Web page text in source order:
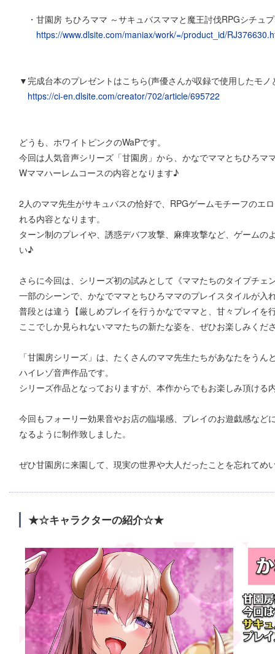
・甘園房 ちひろママ ～サキュバスママと魔王討伐RPGシチュ
https://www.dlsite.com/maniax/work/=/product_id/
▼完成台本のプレゼントはこちら(声優さんが収録で使用したモ
https://ci-en.dlsite.com/creator/702/article/695722
どうも、ホワイトピンクのWaPです。
今回は人気音声シリーズ「甘園房」から、かなでママとちひろマ
Wママハーレムコースの内容となります♪
2人のママ先生がサキュバスの恰好で、RPGゲームモチーフのエ
れる内容となります。
ターン制のプレイや、誘惑デバフ攻撃、麻痺攻撃など、ゲーム
い♪
さらに今回は、シリーズ初の試みとして《ママたちのタイプチェ
一部のシーンで、かなでママとちひろママのプレイスタイルが入
普段とは違う【厳しめプレイを行うかなでママと、甘々プレイを
ここでしか見られないママたちの新たな姿を、ぜひお楽しみくだ
「甘園房シリーズ」は、たくさんのママ先生たちがあなたをう
ハイレゾ音声作品です。
シリーズ作品となっておりますが、本作からでもお楽しみ頂け
今回もフォーリー効果音やお店の臨場感、プレイのお遊戯感など
なるように制作致しました。
ぜひ甘園房に来園して、現実の世界や大人だったことを忘れてめ
★☆キャラクターの紹介☆★